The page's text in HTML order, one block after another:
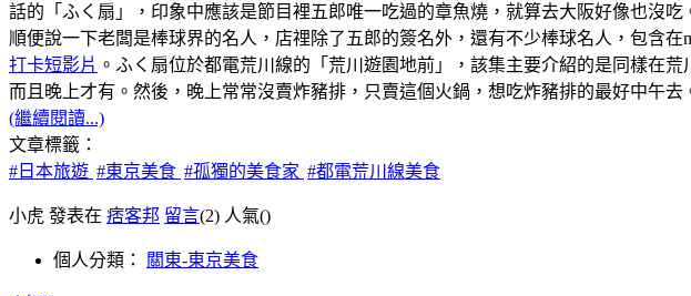
話的「ふく扇」，印象中應該是節目裡五郎唯一吃過的章魚燒，就算去大阪好像也沒
順便說一下老闆是棒球界的名人，店𥚃除了五郎的簽名外，還有不少棒球名人，包含
打卡短影片 。ふく扇位於都電荒川線的「荒川遊園地前」，該集主要介紹的是同樣在荒
而且晚上才有。然後，晚上常常沒賣炸豬排，只賣這個火鍋，想吃炸豬排的最好中午去
(繼續閱讀...)
文章標籤：
#日本旅遊 #東京美食 #孤獨的美食家 #都電荒川線美食
小虎 發表在 痞客邦 留言(2) 人氣()
個人分類： 關東-東京美食